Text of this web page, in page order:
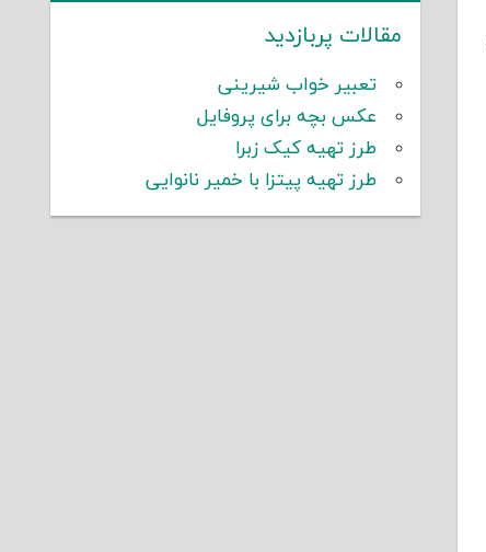
مقالات پربازدید
تعبیر خواب شیرینی
عکس بچه برای پروفایل
طرز تهیه کیک زبرا
طرز تهیه پیتزا با خمیر نانوایی